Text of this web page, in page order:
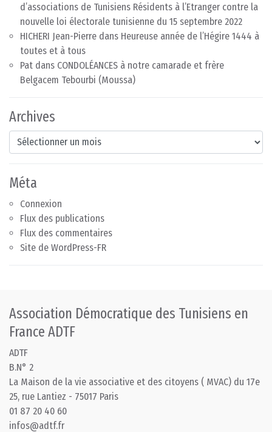
d’associations de Tunisiens Résidents à l’Etranger contre la
nouvelle loi électorale tunisienne du 15 septembre 2022
HICHERI Jean-Pierre dans Heureuse année de l’Hégire 1444 à
toutes et à tous
Pat dans CONDOLÉANCES à notre camarade et frère
Belgacem Tebourbi (Moussa)
Archives
Archives
Méta
Connexion
Flux des publications
Flux des commentaires
Site de WordPress-FR
Association Démocratique des Tunisiens en
France ADTF
ADTF
B.N° 2
La Maison de la vie associative et des citoyens ( MVAC) du 17e
25, rue Lantiez - 75017 Paris
01 87 20 40 60
infos@adtf.fr